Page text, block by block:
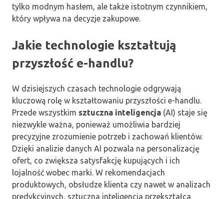
tylko modnym hasłem, ale także istotnym czynnikiem,
który wpływa na decyzje zakupowe.
Jakie technologie kształtują
przyszłość e-handlu?
W dzisiejszych czasach technologie odgrywają
kluczową rolę w kształtowaniu przyszłości e-handlu.
Przede wszystkim sztuczna inteligencja (AI) staje się
niezwykle ważna, ponieważ umożliwia bardziej
precyzyjne zrozumienie potrzeb i zachowań klientów.
Dzięki analizie danych AI pozwala na personalizację
ofert, co zwiększa satysfakcję kupujących i ich
lojalność wobec marki. W rekomendacjach
produktowych, obsłudze klienta czy nawet w analizach
predykcyjnych, sztuczna inteligencja przekształca